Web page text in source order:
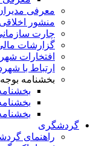
معرفی
منشور
چارت
گزارشات
افتخارات
ارتباط با
بخشنامه
بخشنامه بوجه
بخشنامه بوجه
بخشنامه بوجه
گردشگری
راهنمای